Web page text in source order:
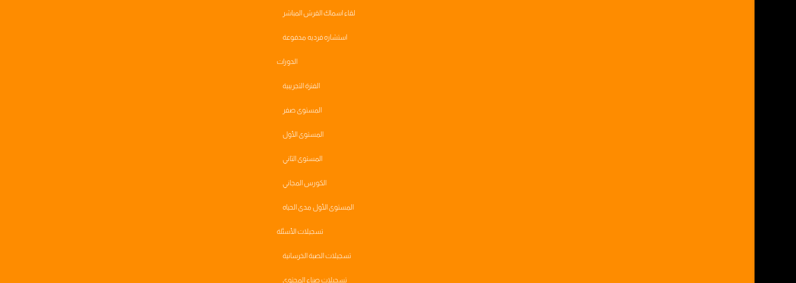
لقاء اسماك القرش المباشر
استشاره فرديه مدفوعة
الدورات
الفترة التجريبية
المستوى صفر
المستوى الأول
المستوى الثاني
الكورس المجاني
المستوى الأول مدى الحياه
تسجيلات الأسئلة
تسجيلات الصبة الخرسانية
تسجيلات صناع المحتوى